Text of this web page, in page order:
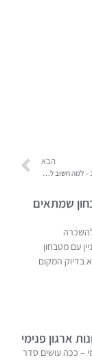
הבא
חתונה קטנה בתל אביב – למה חשוב לשים לב בארגון האירוע?
שמתאים
עם מטבחון
בדיוק המקום
ארגון פנימי
– ככה עושים סדר